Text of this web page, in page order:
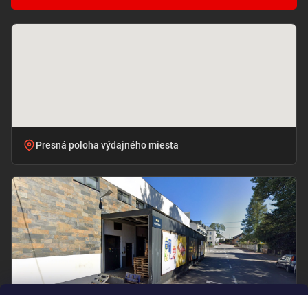
Presná poloha výdajného miesta